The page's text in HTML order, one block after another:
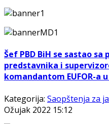
Šef PBD BiH se sastao
predstavnika i
komandantom EUFOR-a
Kategorija: Saopštenja za
Ožujak 2022 15:12